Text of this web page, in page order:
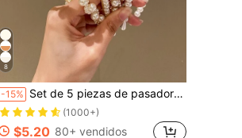
8
-15% Set de 5 piezas de pasadores de pelo con perlas falsas, tiaras, diademas, aros para el cabello, accesorios para el cabello y accesorios para la cabeza para mujeres
(1000+)
$5.20 80+ vendidos